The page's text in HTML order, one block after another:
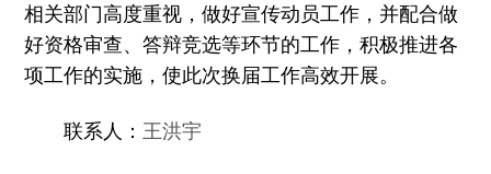
相关部门高度重视，做好宣传动员工作，并配合做
好资格审查、答辩竞选等环节的工作，积极推进各
项工作的实施，使此次换届工作高效开展。
联系人： 王洪宇